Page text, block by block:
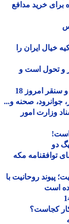
خرید مدافع
ایران را
تحول است و
جدول قطعی برق کرمانشاه، اسلام آباد غرب و سنقر امروز 18
امور
مکه
روحانیت با
کجاست؟